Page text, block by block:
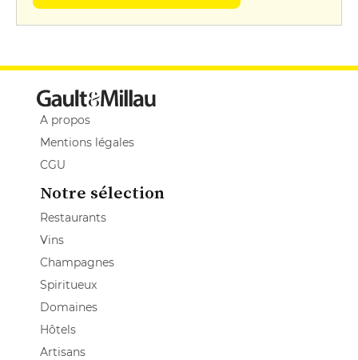
A propos
Mentions légales
CGU
Notre sélection
Restaurants
Vins
Champagnes
Spiritueux
Domaines
Hôtels
Artisans